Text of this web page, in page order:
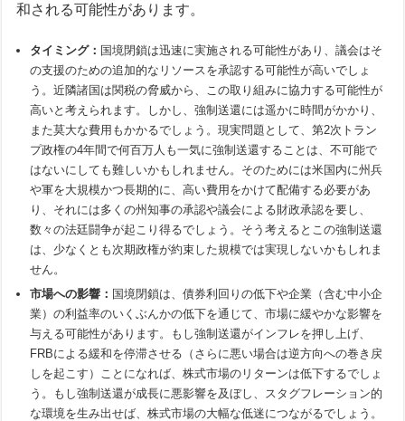
和される可能性があります。
タイミング： 国境閉鎖は迅速に実施される可能性があり、議会はそ
の支援のための追加的なリソースを承認する可能性が高いでしょ
う。近隣諸国は関税の脅威から、この取り組みに協力する可能性が
高いと考えられます。しかし、強制送還には遥かに時間がかかり、
また莫大な費用もかかるでしょう。現実問題として、第2次トラン
プ政権の4年間で何百万人も一気に強制送還することは、不可能で
はないにしても難しいかもしれません。そのためには米国内に州兵
や軍を大規模かつ長期的に、高い費用をかけて配備する必要があ
り、それには多くの州知事の承認や議会による財政承認を要し、
数々の法廷闘争が起こり得るでしょう。そう考えるとこの強制送還
は、少なくとも次期政権が約束した規模では実現しないかもしれま
せん。
市場への影響： 国境閉鎖は、債券利回りの低下や企業（含む中小企
業）の利益率のいくぶんかの低下を通じて、市場に緩やかな影響を
与える可能性があります。もし強制送還がインフレを押し上げ、
FRBによる緩和を停滞させる（さらに悪い場合は逆方向への巻き戻
しを起こす）ことになれば、株式市場のリターンは低下するでしょ
う。もし強制送還が成長に悪影響を及ぼし、スタグフレーション的
な環境を生み出せば、株式市場の大幅な低迷につながるでしょう。